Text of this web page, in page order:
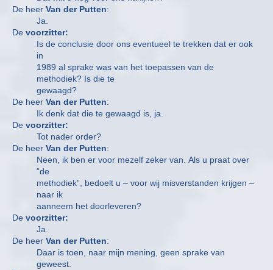
De heer Van der Putten:
Ja.
De voorzitter:
Is de conclusie door ons eventueel te trekken dat er ook
in
1989 al sprake was van het toepassen van de
methodiek? Is die te
gewaagd?
De heer Van der Putten:
Ik denk dat die te gewaagd is, ja.
De voorzitter:
Tot nader order?
De heer Van der Putten:
Neen, ik ben er voor mezelf zeker van. Als u praat over
“de
methodiek”, bedoelt u – voor wij misverstanden krijgen –
naar ik
aanneem het doorleveren?
De voorzitter:
Ja.
De heer Van der Putten:
Daar is toen, naar mijn mening, geen sprake van
geweest.